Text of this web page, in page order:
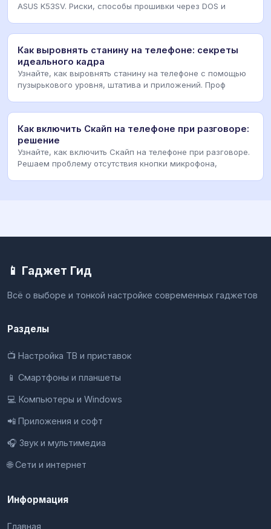
ASUS K53SV. Риски, способы прошивки через DOS и
Как выровнять станину на телефоне: секреты
идеального кадра
Узнайте, как выровнять станину на телефоне с помощью
пузырькового уровня, штатива и приложений. Проф
Как включить Скайп на телефоне при разговоре:
решение
Узнайте, как включить Скайп на телефоне при разговоре.
Решаем проблему отсутствия кнопки микрофона,
📱 Гаджет Гид
Всё о выборе и тонкой настройке современных гаджетов
Разделы
📺 Настройка ТВ и приставок
📱 Смартфоны и планшеты
💻 Компьютеры и Windows
📲 Приложения и софт
🎧 Звук и мультимедиа
🌐 Сети и интернет
Информация
Главная